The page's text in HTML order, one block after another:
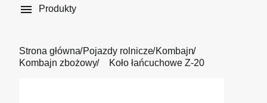
 Produkty
Strona główna Pojazdy rolnicze Kombajn
Kombajn zbożowy
Koło łańcuchowe Z-20